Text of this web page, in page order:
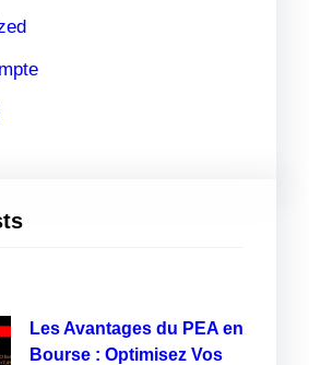
Les Avantages du PEA en
Bourse : Optimisez Vos